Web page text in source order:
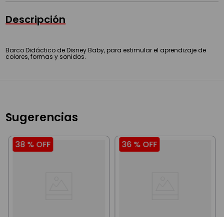
Descripción
Barco Didáctico de Disney Baby, para estimular el aprendizaje de
colores, formas y sonidos.
Sugerencias
38 % OFF 36 % OFF